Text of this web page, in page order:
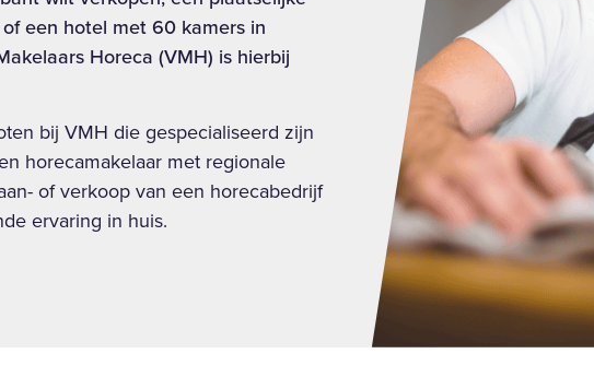
een hotel met 60 kamers in
Horeca (VMH) is hierbij
bij VMH die gespecialiseerd zijn
horecamakelaar met regionale
of verkoop van een horecabedrijf
ervaring in huis.